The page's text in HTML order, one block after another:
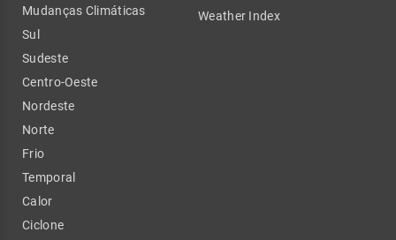
Mudanças Climáticas
Sul
Sudeste
Centro-Oeste
Nordeste
Norte
Frio
Temporal
Calor
Ciclone
Weather Index